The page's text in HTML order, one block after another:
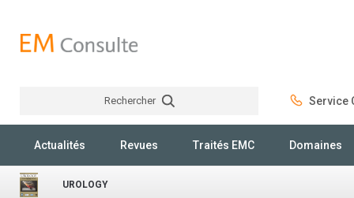
Rechercher Service
Actualités Revues Traités EMC Domaines
UROLOGY